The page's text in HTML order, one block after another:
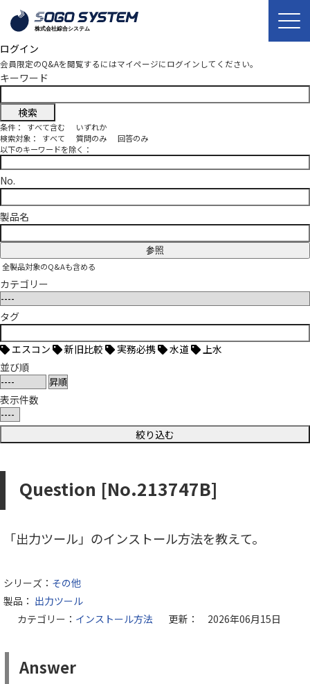
ログイン
会員限定のQ&Aを閲覧するにはマイページにログインしてください。
キーワード
条件： すべて含む
いずれか
検索対象：
すべて 質問のみ
回答のみ
以下のキーワードを除く：
No.
製品名
参照
全製品対象のQ&Aも含める
カテゴリー
タグ
エスコン 新旧比較 実務必携 水道
上水
並び順
表示件数
Question [No.213747B]
「出力ツール」のインストール方法を教えて。
シリーズ： その他
製品： 出力ツール
カテゴリー： インストール方法 更新： 2026年06月15日
Answer